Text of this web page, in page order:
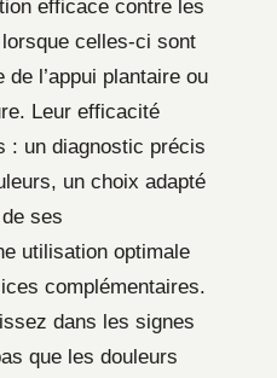
efficace contre les
celles-ci sont
l’appui plantaire ou
Leur efficacité
: un diagnostic précis
un choix adapté
ses
utilisation optimale
complémentaires.
dans les signes
que les douleurs